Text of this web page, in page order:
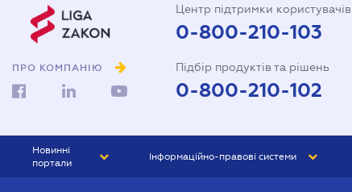
ПРО КОМПАНІЮ
Центр підтримки користувачів
0-800-210-103
Підбір продуктів та рішень
0-800-210-102
Новинні
портали
Інформаційно-правові системи